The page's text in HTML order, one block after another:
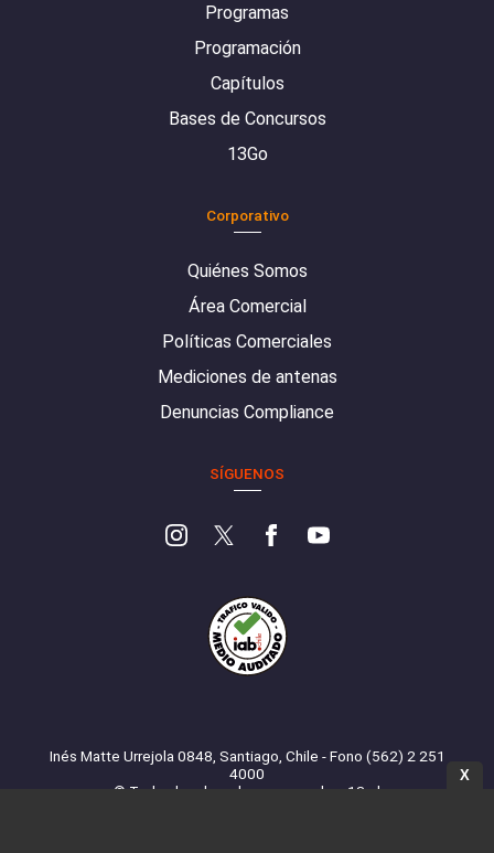
Programas
Programación
Capítulos
Bases de Concursos
13Go
Corporativo
Quiénes Somos
Área Comercial
Políticas Comerciales
Mediciones de antenas
Denuncias Compliance
SÍGUENOS
Inés Matte Urrejola 0848, Santiago, Chile - Fono (562) 2 251
4000
© Todos los derechos reservados. 13.cl
X